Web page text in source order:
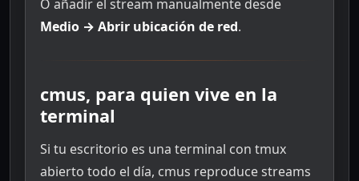
O añadir el stream manualmente desde
Medio → Abrir ubicación de red.
cmus, para quien vive en la
terminal
Si tu escritorio es una terminal con tmux
abierto todo el día, cmus reproduce streams